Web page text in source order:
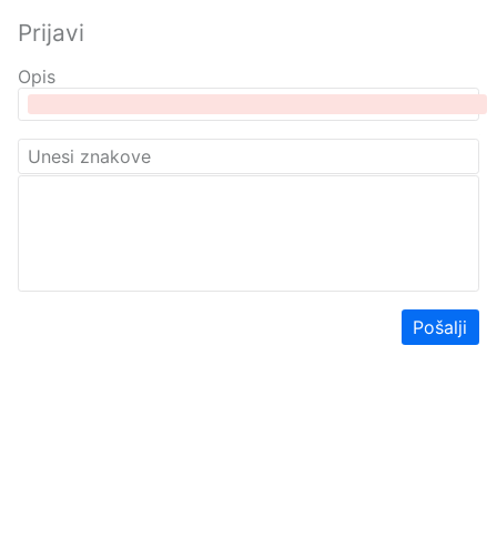
Prijavi
Opis
Pošalji